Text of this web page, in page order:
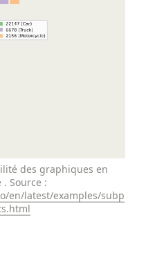
des graphiques en
en/latest/examples/subp